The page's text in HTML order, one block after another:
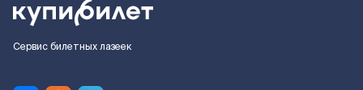
Сервис билетных лазеек